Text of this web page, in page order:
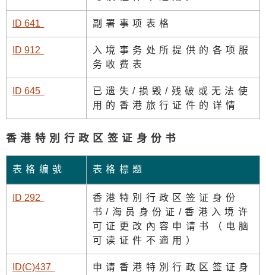
ID 641 副署事项表格
ID 912
入境事务处所提供的各项服
务收费表
ID 645
已遗失/损毁/残破或无法使
用的香港旅行证件的详情
香港特別行政区签证身份书
表格编號 表格標题
ID 292
香港特別行政区签证身份
书/海员身份证/香港入境许
可证更改內容申请书（电脑
可读证件不適用）
ID(C)437
申请香港特別行政区签证身